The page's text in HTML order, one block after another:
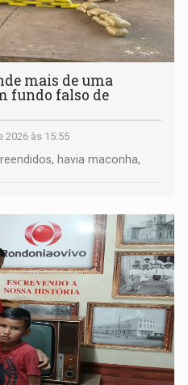
mais de uma
fundo falso de
2026 às 15:55
havia maconha,